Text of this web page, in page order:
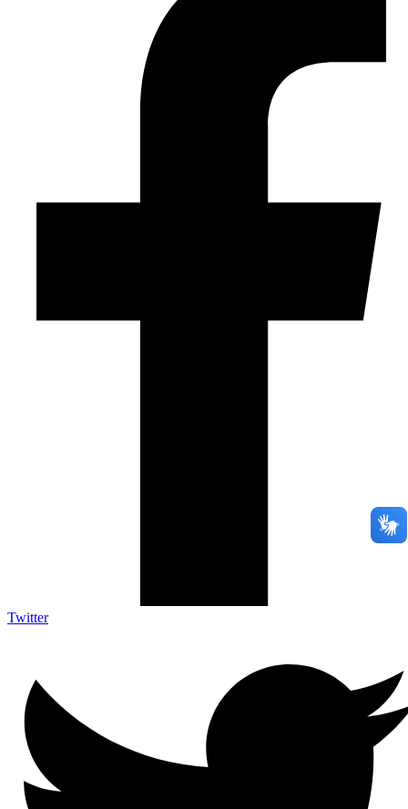
Twitter